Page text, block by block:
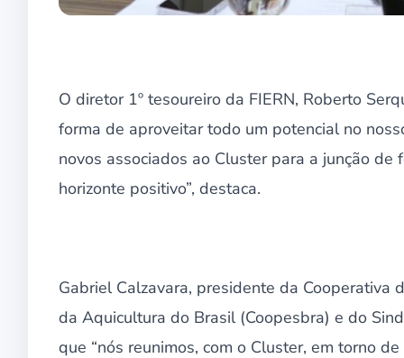
O diretor 1º tesoureiro da FIERN, Roberto
forma de aproveitar todo um potencial no
novos associados ao Cluster para a junção
horizonte positivo”, destaca.
Gabriel Calzavara, presidente da Cooperativa
da Aquicultura do Brasil (Coopesbra) e do
que “nós reunimos, com o Cluster, em torno